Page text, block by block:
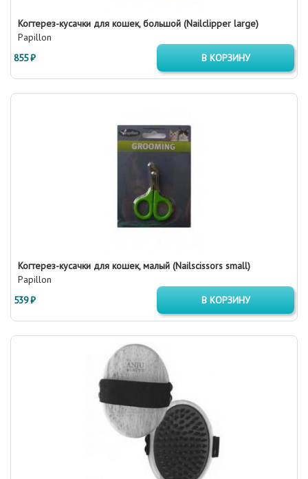
Когтерез-кусачки для кошек, большой (Nailclipper large)
Papillon
855 ₽
В КОРЗИНУ
Когтерез-кусачки для кошек, малый (Nailscissors small)
Papillon
539 ₽
В КОРЗИНУ